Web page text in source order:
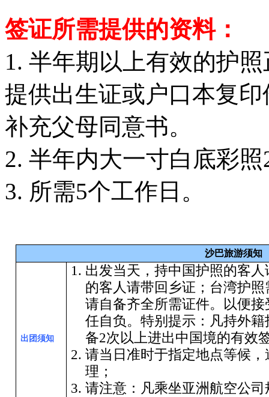
签证所需提供的资料：
1. 半年期以上有效的护
提供出生证或户口本复
补充父母同意书。
2. 半年内大一寸白底彩照
3. 所需5个工作日。
沙巴旅游须知
出团须知
1. 出发当天，持中国护照的客
的客人请带回乡证；台湾护
请自备齐全所需证件。以便
任自负。特别提示：凡持外
备2次以上进出中国境的有效
2. 请当日准时于指定地点等候
理；
3. 请注意：凡乘坐亚洲航空公